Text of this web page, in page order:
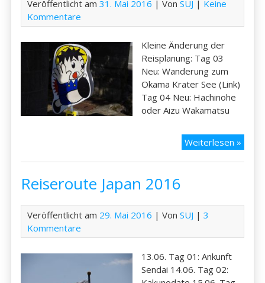
Veröffentlicht am31. Mai 2016 | VonSUJ | Keine
Kommentare
Kleine Änderung der
Reisplanung: Tag 03
Neu: Wanderung zum
Okama Krater See (Link)
Tag 04 Neu: Hachinohe
oder Aizu Wakamatsu
Weiterlesen »
Reiseroute Japan 2016
Veröffentlicht am 29. Mai 2016 | VonSUJ |3
Kommentare
13.06. Tag 01: Ankunft
Sendai 14.06. Tag 02: